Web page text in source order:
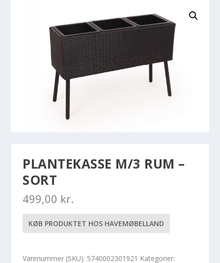
PLANTEKASSE M/3 RUM –
SORT
499,00 kr.
KØB PRODUKTET HOS HAVEMØBELLAND
Varenummer (SKU): 5740002301921 Kategorier: